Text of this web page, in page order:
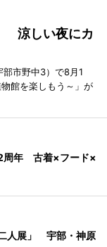
涼しい夜にカ
部市野中3）で8月1
館を楽しもう～」が
周年 古着×フード×
人展」 宇部・神原